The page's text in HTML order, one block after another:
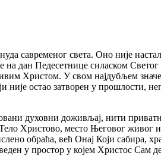
света. Оно није
дан Педесетнице силаском
Христом. У свом најдубљем
остао затворен у прошлости,
доживљај, нити приватно
Христово, место Његовог живог
обраћа, већ Онај Који сабира,
у простор у којем Христос Сам